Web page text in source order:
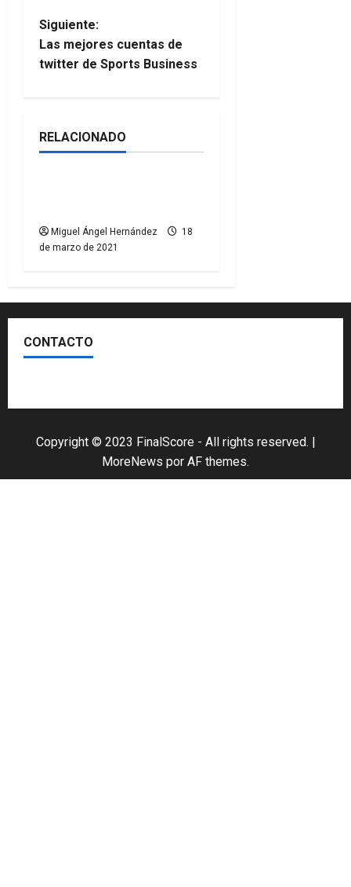
N
a
e
g
c
n
d
Siguiente:
Las mejores cuentas de
twitter de Sports Business
RELACIONADO
Breves
Miguel Ángel Hernández
18
de marzo de 2021
CONTACTO
Copyright © 2023 FinalScore - All rights reserved. |
MoreNews por AF themes.